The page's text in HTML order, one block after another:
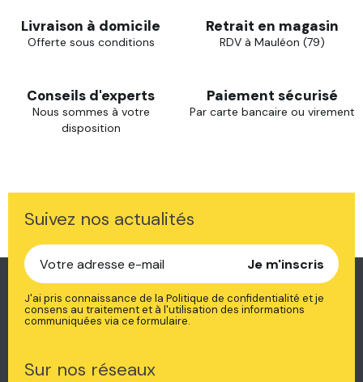
Livraison à domicile
Offerte sous conditions
Retrait en magasin
RDV à Mauléon (79)
Conseils d'experts
Nous sommes à votre
disposition
Paiement sécurisé
Par carte bancaire ou virement
Suivez nos actualités
Je m'inscris
J'ai pris connaissance de la Politique de confidentialité et je
consens au traitement et à l'utilisation des informations
communiquées via ce formulaire.
Sur nos réseaux